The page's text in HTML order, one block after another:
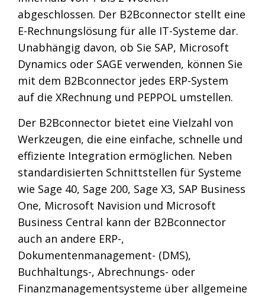
abgeschlossen. Der B2Bconnector stellt eine
E-Rechnungslösung für alle IT-Systeme dar.
Unabhängig davon, ob Sie SAP, Microsoft
Dynamics oder SAGE verwenden, können Sie
mit dem B2Bconnector jedes ERP-System
auf die XRechnung und PEPPOL umstellen.
Der B2Bconnector bietet eine Vielzahl von
Werkzeugen, die eine einfache, schnelle und
effiziente Integration ermöglichen. Neben
standardisierten Schnittstellen für Systeme
wie Sage 40, Sage 200, Sage X3, SAP Business
One, Microsoft Navision und Microsoft
Business Central kann der B2Bconnector
auch an andere ERP-,
Dokumentenmanagement- (DMS),
Buchhaltungs-, Abrechnungs- oder
Finanzmanagementsysteme über allgemeine